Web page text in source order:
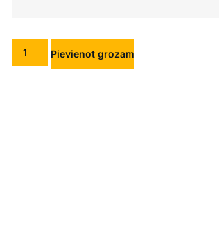
Pievienot grozam